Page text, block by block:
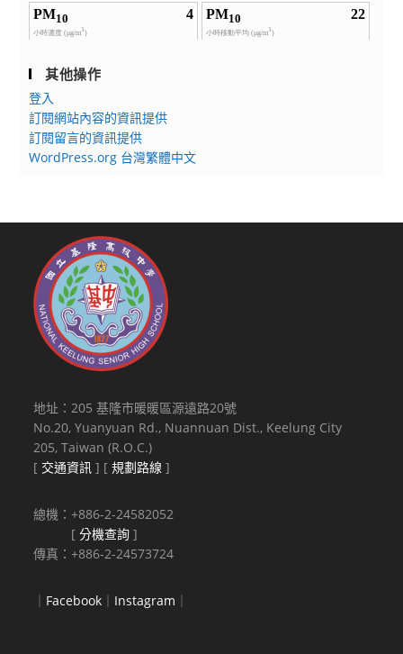
其他操作
登入
訂閱網站內容的資訊提供
訂閱留言的資訊提供
WordPress.org 台灣繁體中文
地址：205 基隆市暖暖區源遠路20號
No.20, Yuanyuan Rd., Nuannuan Dist., Keelung City
205, Taiwan (R.O.C.)
[ 交通資訊 ] [規劃路線 ]
總機：+886-2-24582052
[分機查詢 ]
傳真：+886-2-24573724
｜ Facebook ｜ Instagram ｜